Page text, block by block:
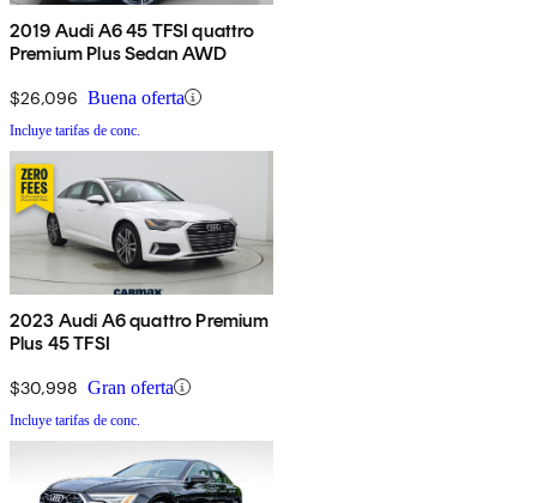
2019 Audi A6 45 TFSI quattro
Premium Plus Sedan AWD
$26,096 Buena oferta
Incluye tarifas de conc.
2023 Audi A6 quattro Premium
Plus 45 TFSI
$30,998 Gran oferta
Incluye tarifas de conc.